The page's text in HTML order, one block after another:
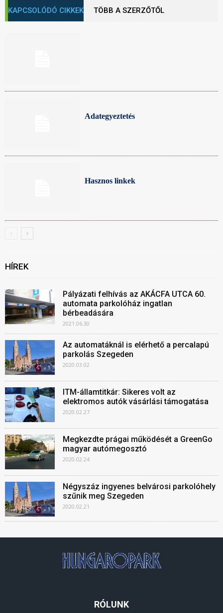
KAPCSOLÓDÓ CIKKEK TÖBB A SZERZŐTŐL
Adategyeztetés
Hasznos linkek
HÍREK
Pályázati felhívás az AKÁCFA UTCA 60.
automata parkolóház ingatlan
bérbeadására
2021.06.30
Az automatáknál is elérhető a percalapú
parkolás Szegeden
2020.03.02
ITM-államtitkár: Sikeres volt az
elektromos autók vásárlási támogatása
2020.02.27
Megkezdte prágai működését a GreenGo
magyar autómegosztó
2020.02.24
Négyszáz ingyenes belvárosi parkolóhely
szűnik meg Szegeden
2020.02.21
RÓLUNK